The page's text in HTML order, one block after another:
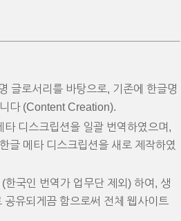
글로서리를 바탕으로, 기존에 한글명
다 (Content Creation).
디스크립션을 일괄 번역하였으며,
글 메타 디스크립션을 새로 제작하였
국인 번역가 업무단 제외) 하여, 생
유되게끔 함으로써 전체 웹사이트